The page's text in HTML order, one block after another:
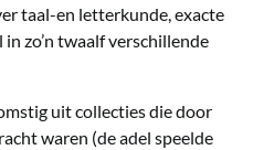
taal-en letterkunde, exacte
zo’n twaalf verschillende
uit collecties die door
waren (de adel speelde